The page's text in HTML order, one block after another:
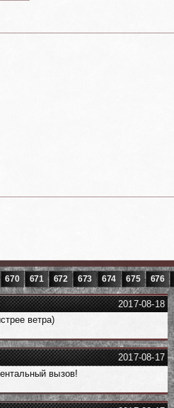
670 671 672 673 674 675 676
2017-08-18
ветра)
2017-08-17
вызов!